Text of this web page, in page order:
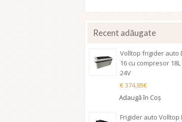
Recent adăugate
Volltop frigider auto
16 cu compresor 18L
24V
€ 374,85€
Adaugă în Coş
Frigider auto Volltop